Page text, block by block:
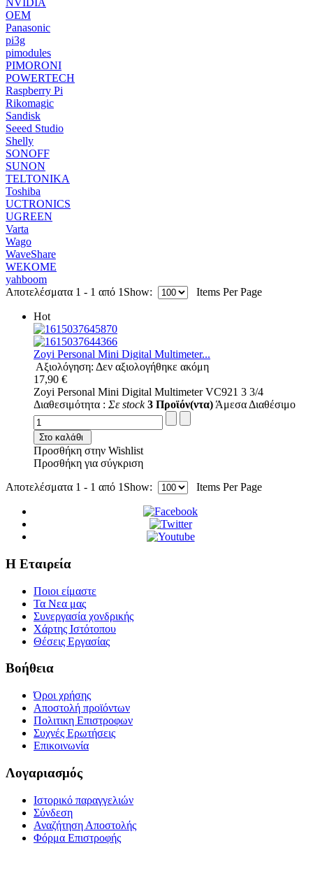
NVIDIA
OEM
Panasonic
pi3g
pimodules
PIMORONI
POWERTECH
Raspberry Pi
Rikomagic
Sandisk
Seeed Studio
Shelly
SONOFF
SUNON
TELTONIKA
Toshiba
UCTRONICS
UGREEN
Varta
Wago
WaveShare
WEKOME
yahboom
Αποτελέσματα 1 - 1 από 1 Show: Items Per Page
Hot
Zoyi Personal Mini Digital Multimeter...
Αξιολόγηση: Δεν αξιολογήθηκε ακόμη
17,90 €
Zoyi Personal Mini Digital Multimeter VC921 3 3/4
Διαθεσιμότητα : Σε stock 3 Προϊόν(ντα) Άμεσα Διαθέσιμο
Στο καλάθι
Προσθήκη στην Wishlist
Προσθήκη για σύγκριση
Αποτελέσματα 1 - 1 από 1 Show: Items Per Page
Η Εταιρεία
Ποιοι είμαστε
Τα Νεα μας
Συνεργασία χονδρικής
Χάρτης Ιστότοπου
Θέσεις Εργασίας
Βοήθεια
Όροι χρήσης
Αποστολή προϊόντων
Πολιτικη Επιστροφων
Συχνές Ερωτήσεις
Επικοινωνία
Λογαριασμός
Ιστορικό παραγγελιών
Σύνδεση
Αναζήτηση Αποστολής
Φόρμα Επιστροφής